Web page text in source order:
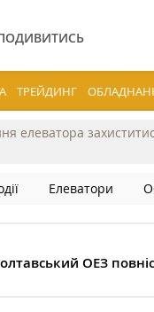
ТРЕЙДИНГ
елеватора
Елеватори
ОЕЗ